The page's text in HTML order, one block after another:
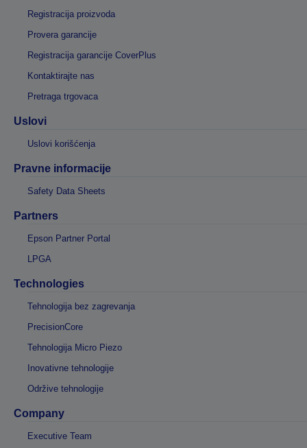
Registracija proizvoda
Provera garancije
Registracija garancije CoverPlus
Kontaktirajte nas
Pretraga trgovaca
Uslovi
Uslovi korišćenja
Pravne informacije
Safety Data Sheets
Partners
Epson Partner Portal
LPGA
Technologies
Tehnologija bez zagrevanja
PrecisionCore
Tehnologija Micro Piezo
Inovativne tehnologije
Održive tehnologije
Company
Executive Team